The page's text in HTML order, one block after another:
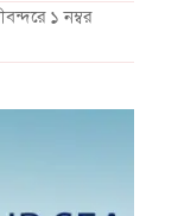
১ নম্বর
আকাশও মেঘলা
লঘুচাপের